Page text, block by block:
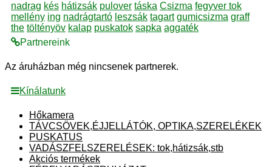
nadrag kés hátizsák pulover táska Csizma fegyver tok
mellény ing nadrágtartó leszsák tagart gumicsizma graff
the töltényöv kalap puskatok sapka aggaték
Partnereink
Az áruházban még nincsenek partnerek.
Kínálatunk
Hőkamera
TÁVCSÖVEK,ÉJJELLÁTÓK, OPTIKA,SZERELÉKEK
PUSKATUS
VADÁSZFELSZERELÉSEK: tok,hátizsák,stb
Akciós termékek